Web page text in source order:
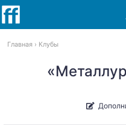
Главная Клубы